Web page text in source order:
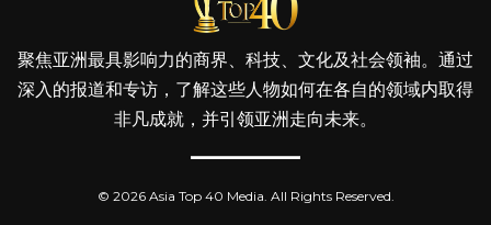
聚焦亚洲最具影响力的商界、科技、文化及社会领袖。通过
深入的报道和专访，了解这些人物如何在各自的领域内取得
非凡成就，并引领亚洲走向未来。
© 2026 Asia Top 40 Media. All Rights Reserved.